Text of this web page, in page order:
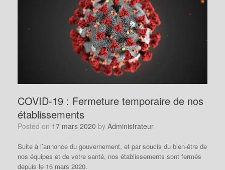
COVID-19 : Fermeture temporaire de nos
établissements
Posted on 17 mars 2020 by Administrateur
Suite à l’annonce du gouvernement, et par soucis du bien-être de
nos équipes et de votre santé, nos établissements sont fermés
depuis le 16 mars 2020.